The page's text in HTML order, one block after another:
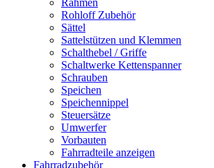
Rahmen
Rohloff Zubehör
Sättel
Sattelstützen und Klemmen
Schalthebel / Griffe
Schaltwerke Kettenspanner
Schrauben
Speichen
Speichennippel
Steuersätze
Umwerfer
Vorbauten
Fahrradteile anzeigen
Fahrradzubehör